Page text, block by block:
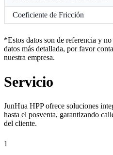
Coeficiente de Fricción
*Estos datos son de referencia y
datos más detallada, por favor
nuestra empresa.
Servicio
JunHua HPP ofrece soluciones
hasta el posventa, garantizando
del cliente.
1